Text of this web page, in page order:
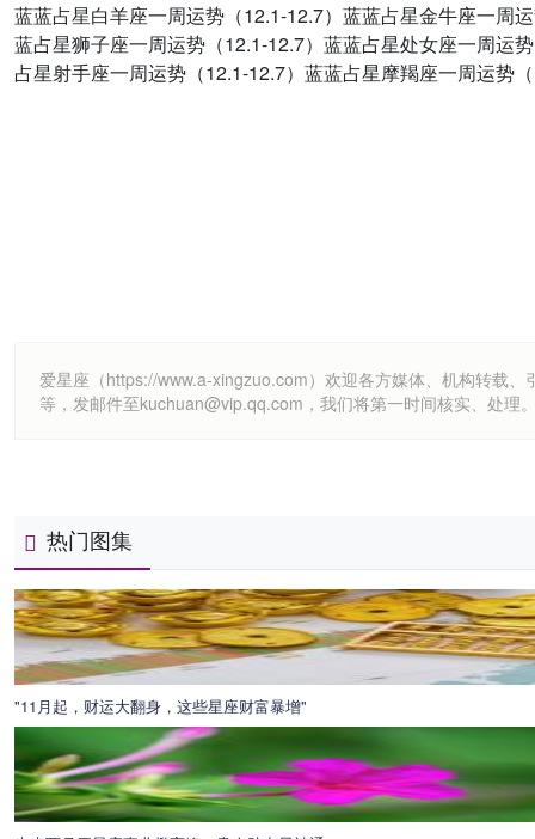
蓝蓝占星白羊座一周运势（12.1-12.7）蓝蓝占星金牛座一周
蓝占星狮子座一周运势（12.1-12.7）蓝蓝占星处女座一周运
占星射手座一周运势（12.1-12.7）蓝蓝占星摩羯座一周运势
爱星座（https://www.a-xingzuo.com）欢迎各方媒体、机构转载
等，发邮件至kuchuan@vip.qq.com，我们将第一时间核实、处理
热门图集
"11月起，财运大翻身，这些星座财富暴增"